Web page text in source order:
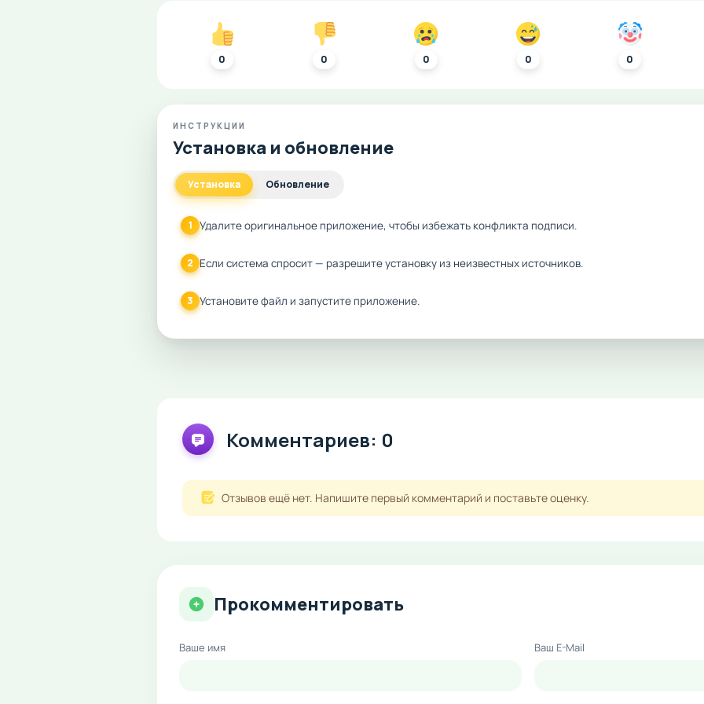
0 0 0 0 0
ИНСТРУКЦИИ
Установка и обновление
Установка Обновление
1 Удалите оригинальное приложение, чтобы избежать конфликта подписи.
2 Если система спросит — разрешите установку из неизвестных источников.
3 Установите файл и запустите приложение.
Комментариев: 0
Отзывов ещё нет. Напишите первый комментарий и поставьте оценку.
Прокомментировать
Ваше имя Ваш E-Mail